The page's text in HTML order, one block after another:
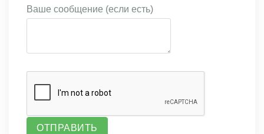
Ваше сообщение (если есть)
ОТПРАВИТЬ